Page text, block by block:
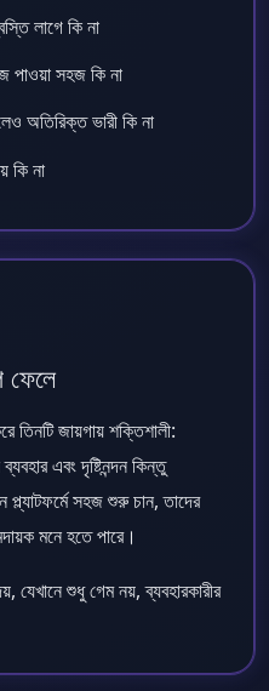
লাগে কি না
পাওয়া সহজ কি না
অতিরিক্ত ভারী কি না
কি না
জায়গায় শক্তিশালী:
এবং দৃষ্টিনন্দন কিন্তু
সহজ শুরু চান, তাদের
মনে হতে পারে।
যেখানে শুধু গেম নয়, ব্যবহারকারীর